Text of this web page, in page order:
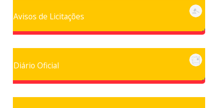
Avisos de Licitações
Diário Oficial